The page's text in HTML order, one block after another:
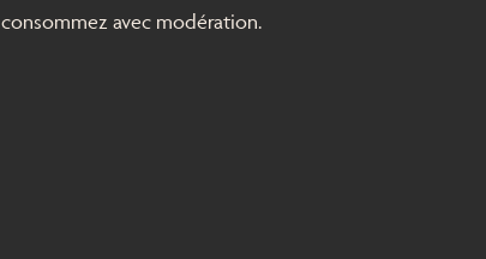
consommez avec modération.